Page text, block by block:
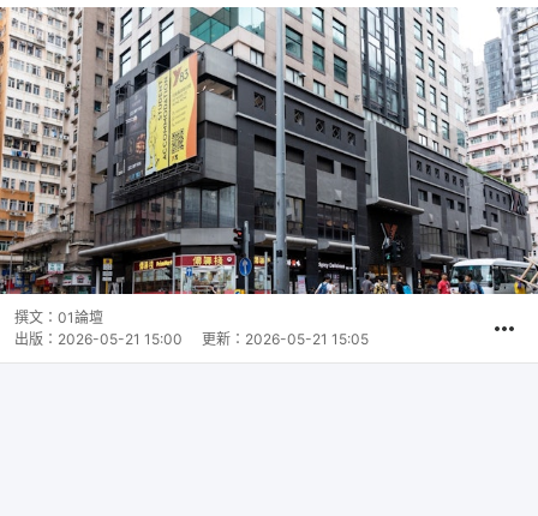
撰文： 01論壇
出版： 2026-05-21 15:00 更新： 2026-05-21 15:05